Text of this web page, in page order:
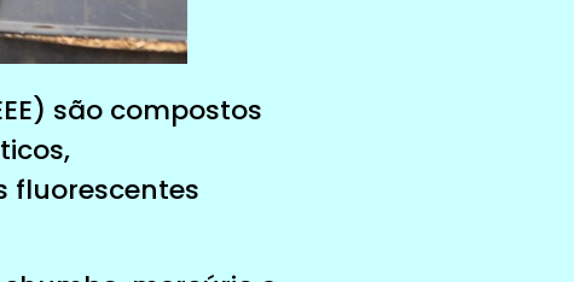
são compostos
fluorescentes